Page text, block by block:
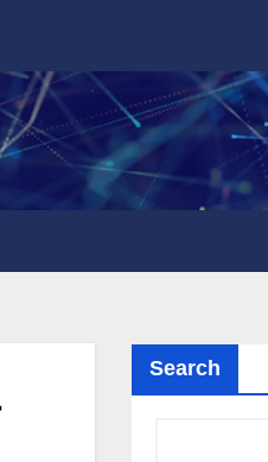
Search